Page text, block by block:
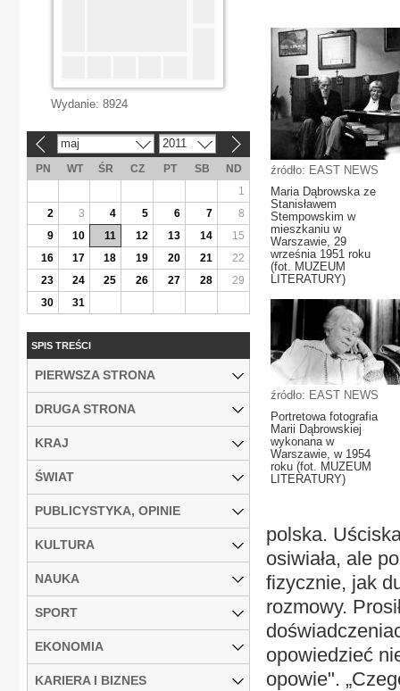
źródło: EAST NEWS
Maria Dąbrowska ze
Stanisławem
Stempowskim w
mieszkaniu w
Warszawie, 29
września 1951 roku
(fot. MUZEUM
LITERATURY)
źródło: EAST NEWS
Portretowa fotografia
Marii Dąbrowskiej
wykonana w
Warszawie, w 1954
roku (fot. MUZEUM
LITERATURY)
polska.
osiwiała, ale
fizycznie, jak
rozmowy.
opowiedzieć
opowie".
Wydanie: 8924
maj 2011
PN WT ŚR CZ PT SB
ND
1
2
3 4 5 6 7
8
9
10 11 12 13 14
15
16
17 18 19 20 21
22
23
24 25 26 27 28
29
30
31
SPIS TREŚCI
PIERWSZA STRONA
DRUGA STRONA
KRAJ
ŚWIAT
PUBLICYSTYKA, OPINIE
KULTURA
NAUKA
SPORT
EKONOMIA
KARIERA I BIZNES